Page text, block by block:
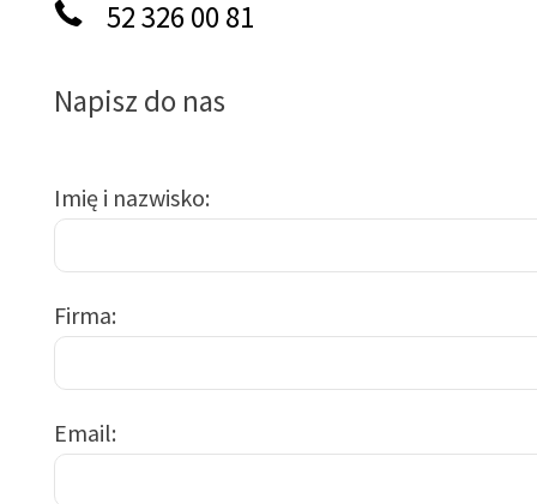
52 326 00 81
Napisz do nas
Imię i nazwisko
Firma
Email